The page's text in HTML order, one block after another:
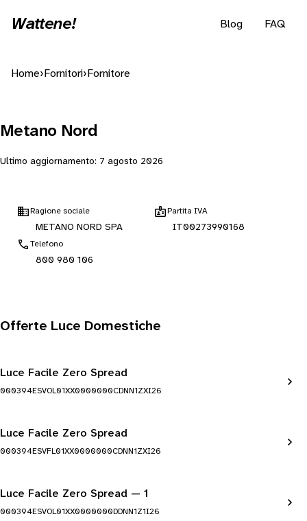
Wattene! Blog FAQ
Home› Fornitori› Fornitore
Metano Nord
Ultimo aggiornamento: 7 agosto 2026
Ragione sociale
METANO NORD SPA
Partita IVA
IT00273990168
Telefono
800 980 106
Offerte Luce Domestiche
Luce Facile Zero Spread
000394ESVOL01XX0000000CDNN1ZXI26
Luce Facile Zero Spread
000394ESVFL01XX0000000CDNN1ZXI26
Luce Facile Zero Spread — 1
000394ESVOL01XX0000000DDNN1Z1I26